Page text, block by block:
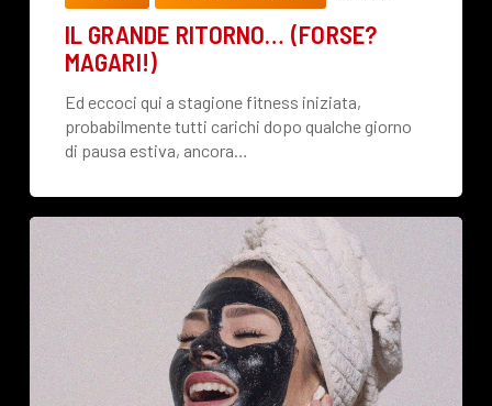
IL GRANDE RITORNO… (FORSE?
MAGARI!)
Ed eccoci qui a stagione fitness iniziata,
probabilmente tutti carichi dopo qualche giorno
di pausa estiva, ancora…